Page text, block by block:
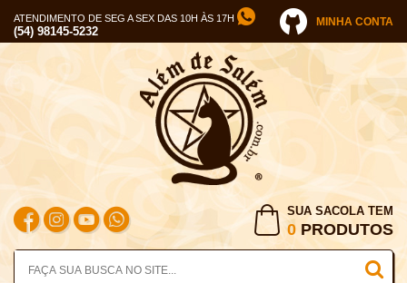
ATENDIMENTO DE SEG A SEX DAS 10H ÀS 17H
(54) 98145-5232
MINHA CONTA
SUA SACOLA TEM
0 PRODUTOS